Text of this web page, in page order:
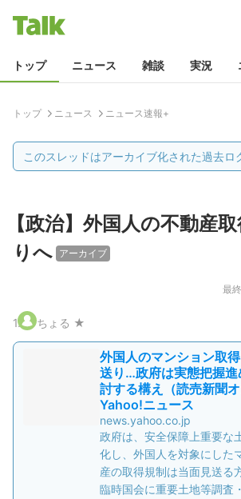
トップ ニュース 雑談 実況
トップ ニュース ニュース速報+
このスレッドはアーカイブ化された過去ロ
【政治】外国人の不動産
りへ アーカイブ
最
1. ちょる ★
外国人のマンション取
送り…政府は実態把握
討する構え（読売新聞
Yahoo!ニュース
news.yahoo.co.jp
政府は、安全保障上重要な
化し、外国人を対象にした
産の取得規制は当面見送る
臨時国会に重要土地等調査